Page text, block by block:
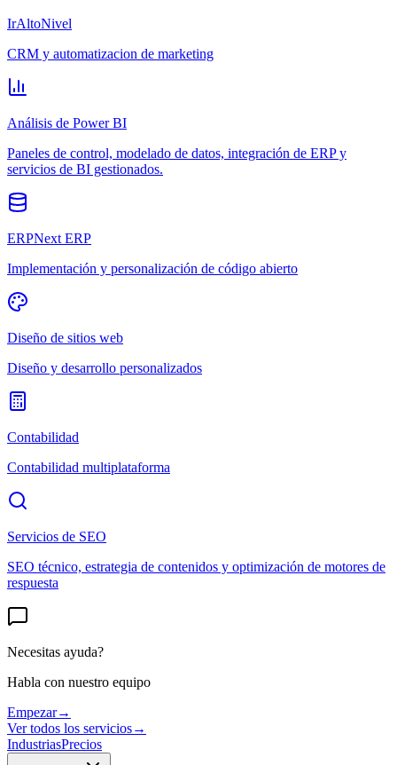
IrAltoNivel
CRM y automatizacion de marketing
Análisis de Power BI
Paneles de control, modelado de datos, integración de ERP y
servicios de BI gestionados.
ERPNext ERP
Implementación y personalización de código abierto
Diseño de sitios web
Diseño y desarrollo personalizados
Contabilidad
Contabilidad multiplataforma
Servicios de SEO
SEO técnico, estrategia de contenidos y optimización de motores de
respuesta
Necesitas ayuda?
Habla con nuestro equipo
Empezar→
Ver todos los servicios→
IndustriasPrecios